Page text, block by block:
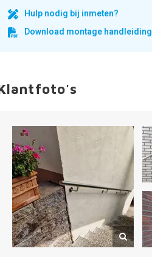
Hulp nodig bij inmeten?
Download montage handleiding